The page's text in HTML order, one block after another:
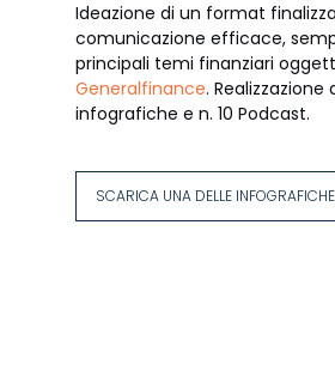
Ideazione di un format
comunicazione efficace,
principali temi finanziari
Generalfinance. Realizzazione
infografiche e n. 10 Podcast.
SCARICA UNA DELLE INFOGRAFICHE